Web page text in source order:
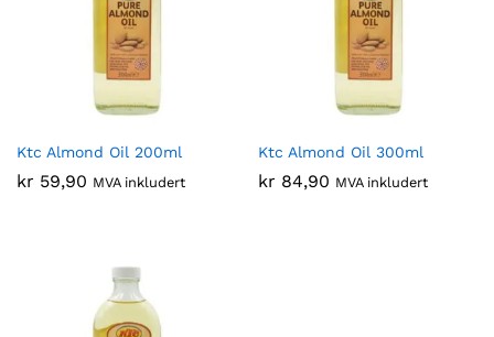
Ktc Almond Oil 200ml
kr 59,90 MVA inkludert
Ktc Almond Oil 300ml
kr 84,90 MVA inkludert